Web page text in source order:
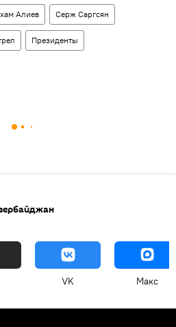
Алиев Серж Саргсян
Президенты
VK Макс